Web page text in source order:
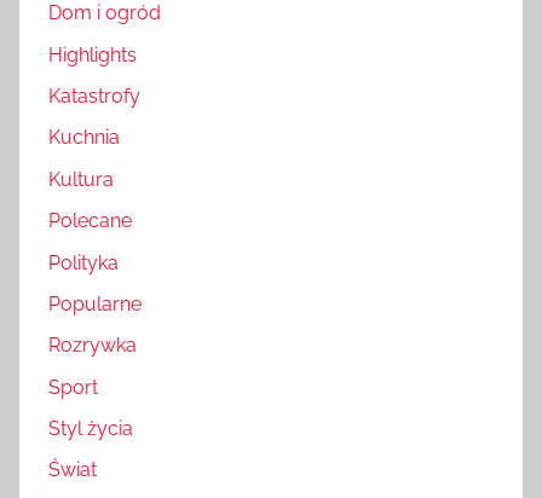
Dom i ogród
Highlights
Katastrofy
Kuchnia
Kultura
Polecane
Polityka
Popularne
Rozrywka
Sport
Styl życia
Świat